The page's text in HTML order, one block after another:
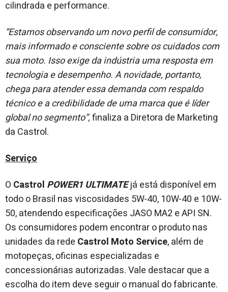
cilindrada e performance.
“Estamos observando um novo perfil de consumidor,
mais informado e consciente sobre os cuidados com
sua moto. Isso exige da indústria uma resposta em
tecnologia e desempenho. A novidade, portanto,
chega para atender essa demanda com respaldo
técnico e a credibilidade de uma marca que é líder
global no segmento”,finaliza a Diretora de Marketing
da Castrol.
Serviço
O Castrol POWER1 ULTIMATEjá está disponível em
todo o Brasil nas viscosidades 5W-40, 10W-40 e 10W-
50, atendendo especificações JASO MA2 e API SN.
Os consumidores podem encontrar o produto nas
unidades da rede Castrol Moto Service, além de
motopeças, oficinas especializadas e
concessionárias autorizadas. Vale destacar que a
escolha do item deve seguir o manual do fabricante.